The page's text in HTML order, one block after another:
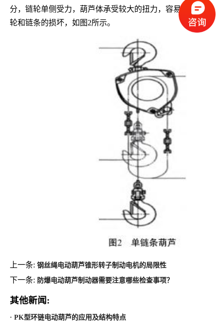
分，链轮单侧受力，葫芦体承受较大的扭力，容易造成链
轮和链条的损坏，如图 2所示。
上一条: 钢丝绳电动葫芦锥形转子制动电机的局限性
下一条: 防爆电动葫芦制动器需要注意哪些检查事项？
其他新闻:
· PK型环链电动葫芦的应用及结构特点